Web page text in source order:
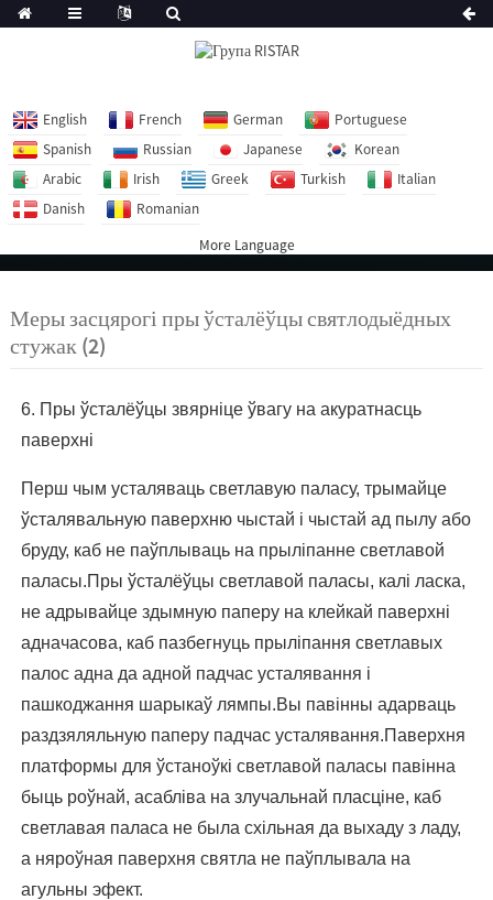
English French German
Portuguese
Spanish
Russian Japanese
Korean
Arabic
Irish Greek Turkish
Italian
Danish
Romanian
More Language
Меры засцярогі пры ўсталёўцы святлодыёдных
стужак (2)
6. Пры ўсталёўцы звярніце ўвагу на акуратнасць
паверхні
Перш чым усталяваць светлавую паласу, трымайце
ўсталявальную паверхню чыстай і чыстай ад пылу або
бруду, каб не паўплываць на прыліпанне светлавой
паласы.Пры ўсталёўцы светлавой паласы, калі ласка,
не адрывайце здымную паперу на клейкай паверхні
адначасова, каб пазбегнуць прыліпання светлавых
палос адна да адной падчас усталявання і
пашкоджання шарыкаў лямпы.Вы павінны адарваць
раздзяляльную паперу падчас усталявання.Паверхня
платформы для ўстаноўкі светлавой паласы павінна
быць роўнай, асабліва на злучальнай пласціне, каб
светлавая паласа не была схільная да выхаду з ладу,
а няроўная паверхня святла не паўплывала на
агульны эфект.